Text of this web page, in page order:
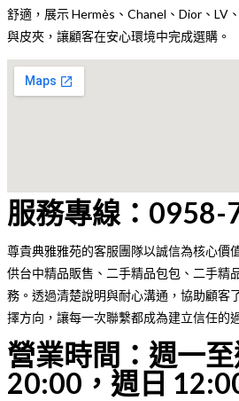
舒適，展示 Hermès、Chanel、Dior、LV
與皮夾，讓顧客在安心環境中完成選購。
服務專線：0958-
尊貴典雅雅苑的客服團隊以誠信為核心價
供台中精品販售、二手精品包包、二手精
務。透過清楚說明與耐心溝通，協助顧客
擇方向，讓每一次聯繫都成為建立信任的
營業時間：週一
20:00，週日